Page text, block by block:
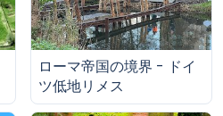
ローマ帝国の境界 - ドイ
ツ低地リメス